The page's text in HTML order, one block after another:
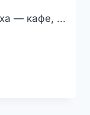
— кафе, ...